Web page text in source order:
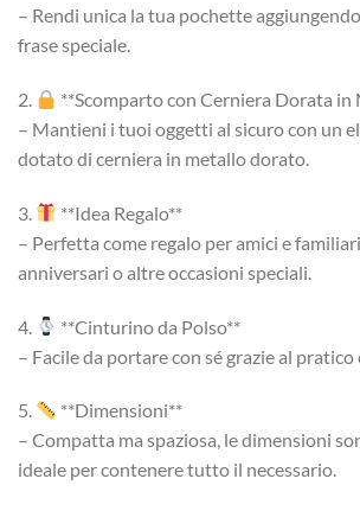
– Rendi unica la tua pochette
frase speciale.
2.
**Scomparto con Cerniera Dorata in
– Mantieni i tuoi oggetti al sicuro con un
dotato di cerniera in metallo dorato.
3.
**Idea Regalo**
– Perfetta come regalo per amici e
anniversari o altre occasioni speciali.
4.
**Cinturino da Polso**
– Facile da portare con sé grazie al
5.
**Dimensioni**
– Compatta ma spaziosa, le dimensioni
ideale per contenere tutto il necessario.